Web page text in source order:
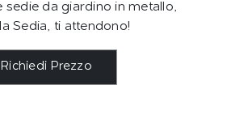
sedie da giardino in metallo,
Sedia, ti attendono!
Richiedi Prezzo